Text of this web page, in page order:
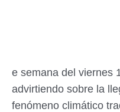
e semana del viernes
advirtiendo sobre la
fenómeno climático